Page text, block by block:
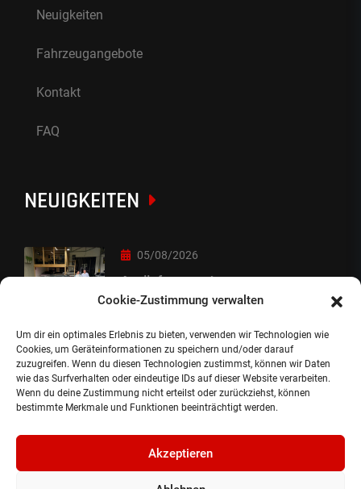
Cookie-Zustimmung verwalten
Um dir ein optimales Erlebnis zu bieten, verwenden wir Technologien wie
Cookies, um Geräteinformationen zu speichern und/oder darauf
zuzugreifen. Wenn du diesen Technologien zustimmst, können wir Daten
wie das Surfverhalten oder eindeutige IDs auf dieser Website verarbeiten.
Wenn du deine Zustimmung nicht erteilst oder zurückziehst, können
bestimmte Merkmale und Funktionen beeinträchtigt werden.
Akzeptieren
Neuigkeiten
Fahrzeugangebote
Kontakt
FAQ
NEUIGKEITEN
05/08/2026
Auslieferung :-)
05/08/2026
besondere Übergabe